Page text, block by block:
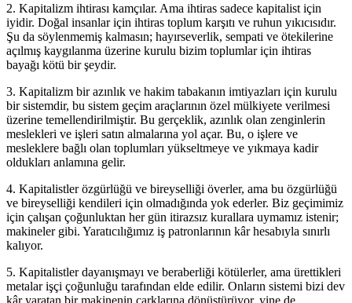
2. Kapitalizm ihtirası kamçılar. Ama ihtiras sadece kapitalist için
iyidir. Doğal insanlar için ihtiras toplum karşıtı ve ruhun yıkıcısıdır.
Şu da söylenmemiş kalmasın; hayırseverlik, sempati ve ötekilerine
açılmış kaygılanma üzerine kurulu bizim toplumlar için ihtiras
bayağı kötü bir şeydir.
3. Kapitalizm bir azınlık ve hakim tabakanın imtiyazları için kurulu
bir sistemdir, bu sistem geçim araçlarının özel mülkiyete verilmesi
üzerine temellendirilmiştir. Bu gerçeklik, azınlık olan zenginlerin
meslekleri ve işleri satın almalarına yol açar. Bu, o işlere ve
mesleklere bağlı olan toplumları yükseltmeye ve yıkmaya kadir
oldukları anlamına gelir.
4. Kapitalistler özgürlüğü ve bireyselliği överler, ama bu özgürlüğü
ve bireyselliği kendileri için olmadığında yok ederler. Biz geçimimiz
için çalışan çoğunluktan her gün itirazsız kurallara uymamız istenir;
makineler gibi. Yaratıcılığımız iş patronlarının kâr hesabıyla sınırlı
kalıyor.
5. Kapitalistler dayanışmayı ve beraberliği kötülerler, ama ürettikleri
metalar işçi çoğunluğu tarafından elde edilir. Onların sistemi bizi dev
kâr yaratan bir makinenin çarklarına dönüştürüyor, yine de